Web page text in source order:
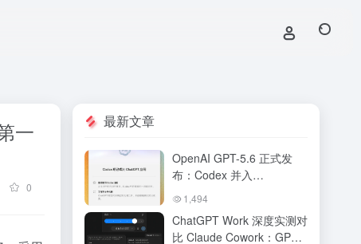
一
0
最新文章
OpenAI GPT-5.6 正式发
布：Codex 并入
ChatGPT，新版桌面端打
造「AI工作台」全解析
1,494
ChatGPT Work 深度实测对
比 Claude Cowork：GPT-